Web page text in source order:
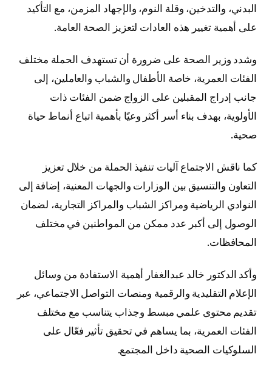
البدني، والتدخين، وقلة النوم، والإجهاد المزمن، مع التأكيد
على أهمية تغيير هذه العادات لتعزيز الصحة العامة.
وشدد وزير الصحة على ضرورة أن تستهدف الحملة مختلف
الفئات العمرية، خاصة الأطفال والشباب والعاملين، إلى
جانب إدراج المقبلين على الزواج ضمن الفئات ذات
الأولوية، بهدف بناء أسر أكثر وعيًا بأهمية اتباع أنماط حياة
صحية.
كما ناقش الاجتماع آليات تنفيذ الحملة من خلال تعزيز
التعاون والتنسيق بين الوزارات والجهات المعنية، إضافة إلى
النوادي الرياضية ومراكز الشباب والمراكز التجارية، لضمان
الوصول إلى أكبر عدد ممكن من المواطنين في مختلف
المحافظات.
وأكد الدكتور خالد عبدالغفار أهمية الاستفادة من وسائل
الإعلام التقليدية والرقمية ومنصات التواصل الاجتماعي، عبر
تقديم محتوى علمي مبسط وجذاب يتناسب مع مختلف
الفئات العمرية، بما يساهم في تحقيق تأثير فعّال على
السلوكيات الصحية داخل المجتمع.